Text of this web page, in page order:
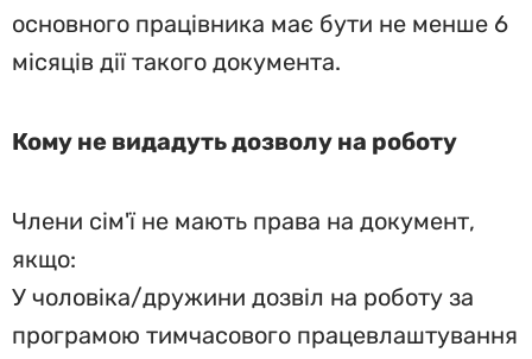
основного працівника має бути не менше 6
місяців дії такого документа.
Кому не видадуть дозволу на роботу
Члени сім'ї не мають права на документ,
якщо:
У чоловіка/дружини дозвіл на роботу за
програмою тимчасового працевлаштування